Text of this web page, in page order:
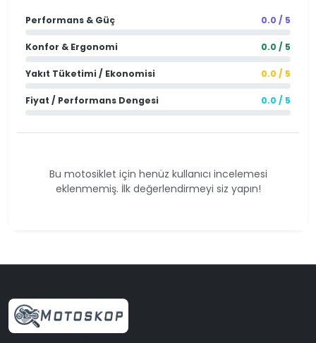
Performans & Güç 0.0 / 5
Konfor & Ergonomi 0.0 / 5
Yakıt Tüketimi / Ekonomisi 0.0 / 5
Fiyat / Performans Dengesi 0.0 / 5
Bu motosiklet için henüz kullanıcı incelemesi
eklenmemiş. İlk değerlendirmeyi siz yapın!